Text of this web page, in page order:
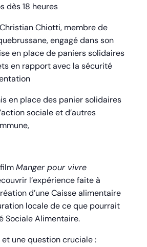
dès 18 heures
Chiotti, membre de
engagé dans son
en place de paniers solidaires
en rapport avec la sécurité
en place des panier solidaires
sociale et d’autres
filmManger pour vivre
l’expérience faite à
d’une Caisse alimentaire
locale de ce que pourrait
Sociale Alimentaire.
une question cruciale :